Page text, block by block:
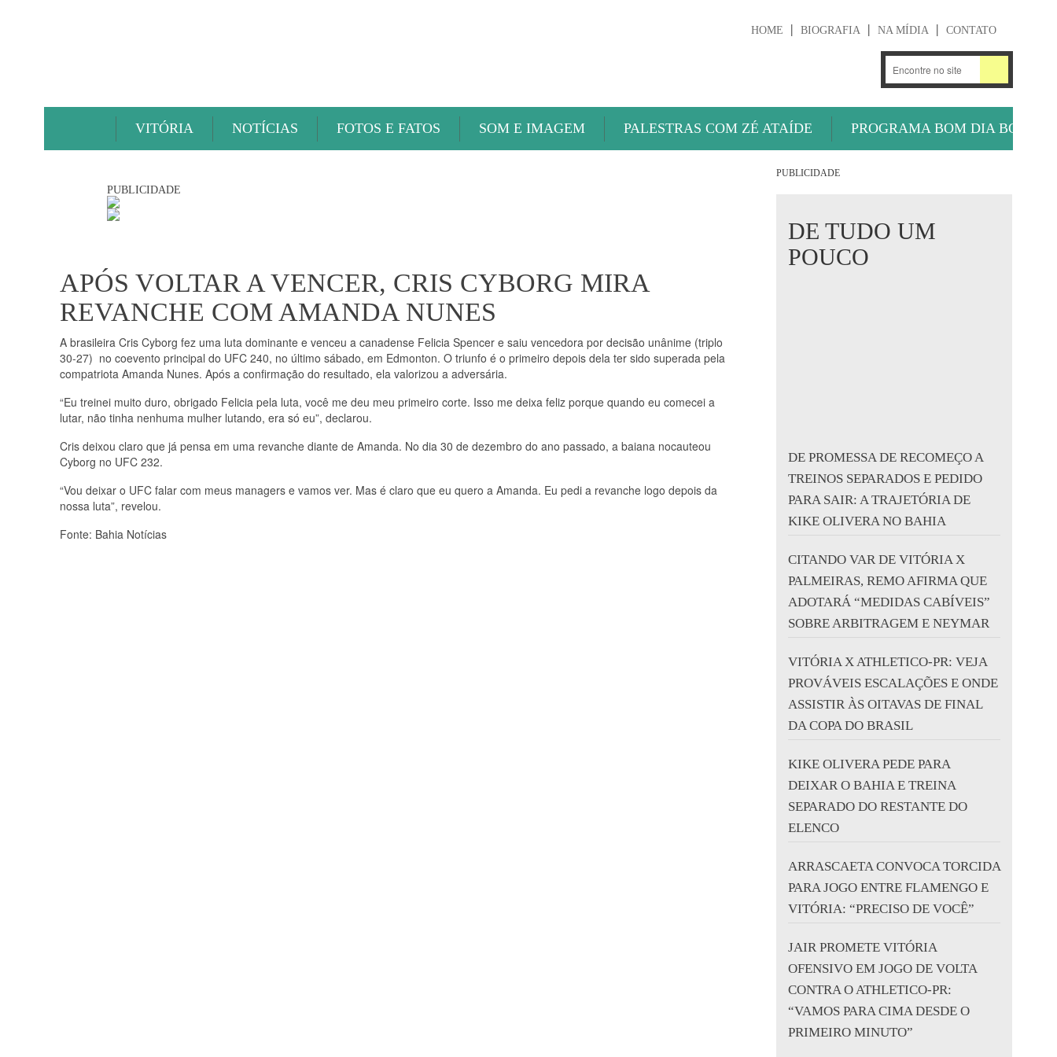
HOME BIOGRAFIA NA MÍDIA CONTATO
VITÓRIA NOTÍCIAS FOTOS E FATOS SOM E IMAGEM PALESTRAS COM ZÉ ATAÍDE PROGRAMA BOM DIA BOLA
PUBLICIDADE
APÓS VOLTAR A VENCER, CRIS CYBORG MIRA
REVANCHE COM AMANDA NUNES
A brasileira Cris Cyborg fez uma luta dominante e venceu a canadense Felicia Spencer e saiu vencedora por decisão unânime (triplo
30-27) no coevento principal do UFC 240, no último sábado, em Edmonton. O triunfo é o primeiro depois dela ter sido superada pela
compatriota Amanda Nunes. Após a confirmação do resultado, ela valorizou a adversária.
“Eu treinei muito duro, obrigado Felicia pela luta, você me deu meu primeiro corte. Isso me deixa feliz porque quando eu comecei a
lutar, não tinha nenhuma mulher lutando, era só eu”, declarou.
Cris deixou claro que já pensa em uma revanche diante de Amanda. No dia 30 de dezembro do ano passado, a baiana nocauteou
Cyborg no UFC 232.
“Vou deixar o UFC falar com meus managers e vamos ver. Mas é claro que eu quero a Amanda. Eu pedi a revanche logo depois da
nossa luta”, revelou.
Fonte: Bahia Notícias
PUBLICIDADE
DE TUDO UM
POUCO
DE PROMESSA DE RECOMEÇO A
TREINOS SEPARADOS E PEDIDO
PARA SAIR: A TRAJETÓRIA DE
KIKE OLIVERA NO BAHIA
CITANDO VAR DE VITÓRIA X
PALMEIRAS, REMO AFIRMA QUE
ADOTARÁ “MEDIDAS CABÍVEIS”
SOBRE ARBITRAGEM E NEYMAR
VITÓRIA X ATHLETICO-PR: VEJA
PROVÁVEIS ESCALAÇÕES E ONDE
ASSISTIR ÀS OITAVAS DE FINAL
DA COPA DO BRASIL
KIKE OLIVERA PEDE PARA
DEIXAR O BAHIA E TREINA
SEPARADO DO RESTANTE DO
ELENCO
ARRASCAETA CONVOCA TORCIDA
PARA JOGO ENTRE FLAMENGO E
VITÓRIA: “PRECISO DE VOCÊ”
JAIR PROMETE VITÓRIA
OFENSIVO EM JOGO DE VOLTA
CONTRA O ATHLETICO-PR:
“VAMOS PARA CIMA DESDE O
PRIMEIRO MINUTO”